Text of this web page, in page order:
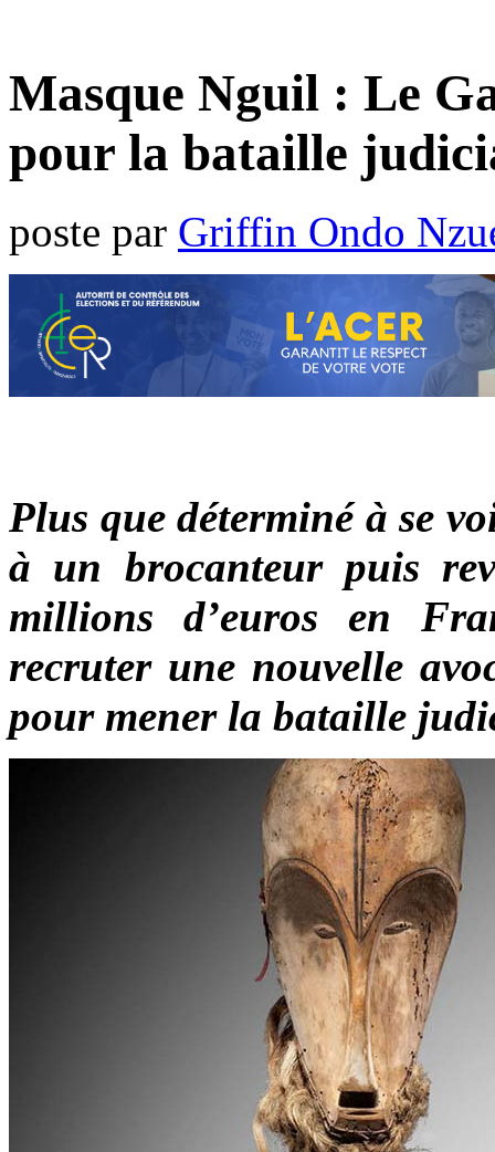
Masque Nguil : Le
pour la bataille
poste par Griffin Ondo
Plus que déterminé à se
à un brocanteur puis
millions d’euros en
recruter une nouvelle
pour mener la bataille